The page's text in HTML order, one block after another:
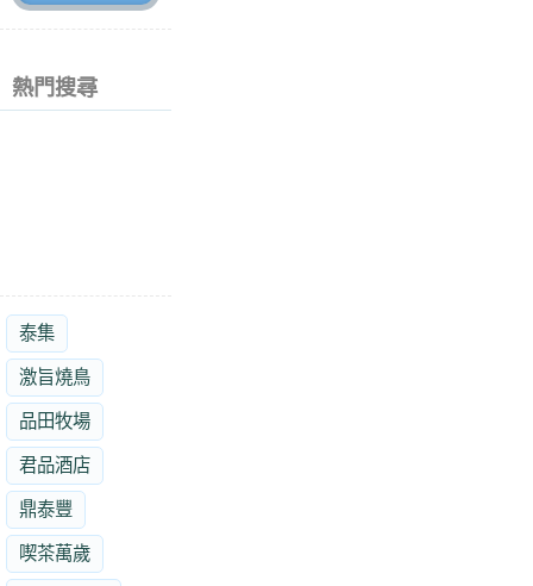
熱門搜尋
泰集
激旨燒鳥
品田牧場
君品酒店
鼎泰豐
喫茶萬歲